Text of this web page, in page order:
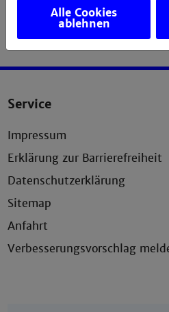
Service
Impressum
Erklärung zur Barrierefreiheit
Datenschutzerklärung
Sitemap
Anfahrt
Verbesserungsvorschlag
Alle Cookies
ablehnen